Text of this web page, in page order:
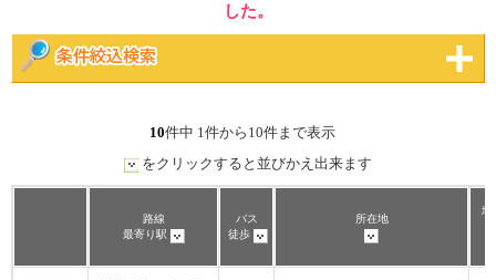
した。
10件中 1件から10件まで表示
をクリックすると並びかえ出来ます
路線
最寄り駅
バス
徒歩
所在地
坪